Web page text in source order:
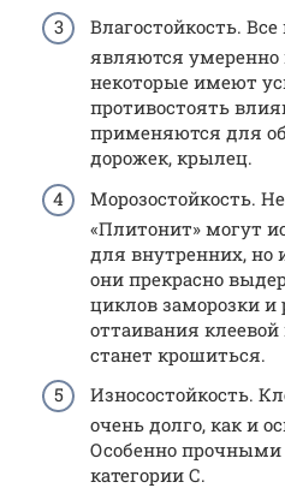
Влагостойкость.
являются умеренно
некоторые имеют
противостоять
применяются для
дорожек, крылец.
Морозостойкость.
«Плитонит» могут
для внутренних, но
они прекрасно
циклов заморозки
оттаивания
станет крошиться.
Износостойкость.
очень долго, как и
Особенно прочными
категории С.